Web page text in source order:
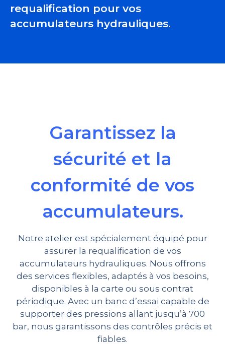
requalification pour vos
accumulateurs hydrauliques.
Garantissez la
sécurité et la
conformité de vos
accumulateurs.
Notre atelier est spécialement équipé pour
assurer la requalification de vos
accumulateurs hydrauliques. Nous offrons
des services flexibles, adaptés à vos besoins,
disponibles à la carte ou sous contrat
périodique. Avec un banc d’essai capable de
supporter des pressions allant jusqu’à 700
bar, nous garantissons des contrôles précis et
fiables.